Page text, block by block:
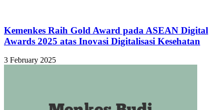
Kemenkes Raih Gold Award pada ASEAN Digital
Awards 2025 atas Inovasi Digitalisasi Kesehatan
3 February 2025